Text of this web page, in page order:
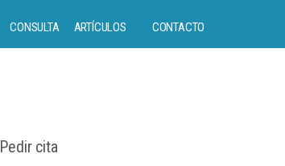
CONSULTA ARTÍCULOS CONTACTO
Pedir cita